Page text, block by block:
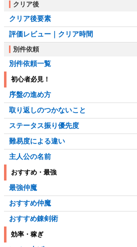
クリア後
クリア後要素
評価レビュー｜クリア時間
別件依頼
別件依頼一覧
初心者必見！
序盤の進め方
取り返しのつかないこと
ステータス振り優先度
難易度による違い
主人公の名前
おすすめ・最強
最強仲魔
おすすめ仲魔
おすすめ錬剣術
効率・稼ぎ